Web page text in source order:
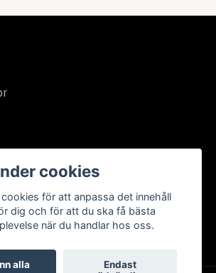
cookies
för att anpassa det innehåll
dig och för att du ska få bästa
när du handlar hos oss.
alla
Endast